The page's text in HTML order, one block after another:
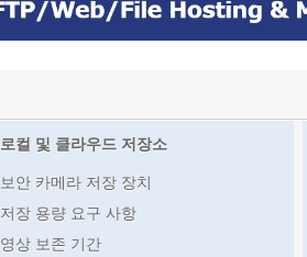
로컬 및 클라우드 저장소
보안 카메라 저장 장치
저장 용량 요구 사항
영상 보존 기간